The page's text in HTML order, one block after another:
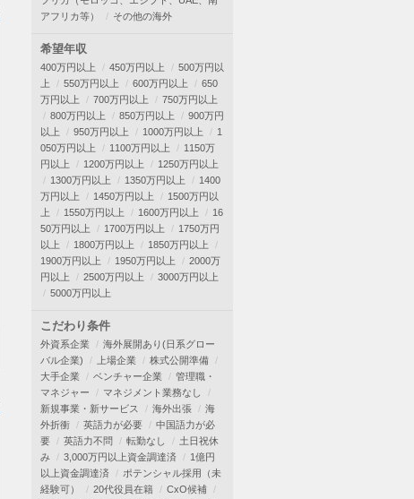
アフリカ等）
その他の海外
希望年収
400万円以上 450万円以上
500万円以
上
550万円以上 600万円以上
650
万円以上
700万円以上
750万円以上
800万円以上
850万円以上
900万円
以上
950万円以上 1000万円以上
1
050万円以上
1100万円以上
1150万
円以上
1200万円以上
1250万円以上
1300万円以上
1350万円以上
1400
万円以上
1450万円以上
1500万円以
上
1550万円以上 1600万円以上
16
50万円以上
1700万円以上
1750万円
以上
1800万円以上
1850万円以上
1900万円以上
1950万円以上
2000万
円以上
2500万円以上
3000万円以上
5000万円以上
こだわり条件
外資系企業
海外展開あり(日系グロー
バル企業)
上場企業
株式公開準備
大手企業
ベンチャー企業
管理職・
マネジャー
マネジメント業務なし
新規事業・新サービス
海外出張
海
外折衝
英語力が必要
中国語力が必
要
英語力不問 転勤なし
土日祝休
み
3,000万円以上資金調達済
1億円
以上資金調達済
ポテンシャル採用（未
経験可）
20代役員在籍
CxO候補